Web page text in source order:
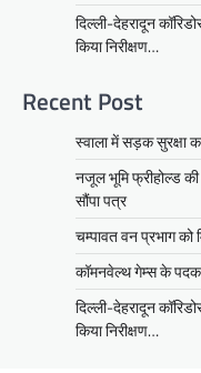
दिल्ली-देहरादून
किया निरीक्षण…
Recent Post
स्वाला में सड़क सुरक्षा
नजूल भूमि फ्रीहोल्ड
सौंपा पत्र
चम्पावत वन प्रभाग
कॉमनवेल्थ गेम्स के
दिल्ली-देहरादून
किया निरीक्षण…